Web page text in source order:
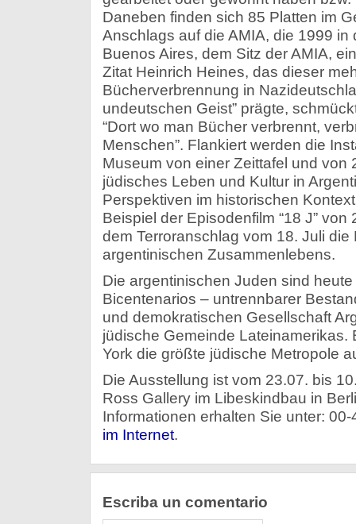
Daneben finden sich 85 Platten im
Anschlags auf die AMIA, die 1999 in
Buenos Aires, dem Sitz der AMIA,
Zitat Heinrich Heines, das dieser
Bücherverbrennung in
undeutschen Geist” prägte,
“Dort wo man Bücher verbrennt,
Menschen”. Flankiert werden die
Museum von einer Zeittafel und von
jüdisches Leben und Kultur in
Perspektiven im historischen
Beispiel der Episodenfilm “18 J”
dem Terroranschlag vom 18. Juli die
argentinischen Zusammenlebens.
Die argentinischen Juden sind
Bicentenarios – untrennbarer
und demokratischen Gesellschaft
jüdische Gemeinde Lateinamerikas.
York die größte jüdische Metropole
Die Ausstellung ist vom 23.07. bis
Ross Gallery im Libeskindbau in
Informationen erhalten Sie unter:
im Internet.
Escriba un comentario